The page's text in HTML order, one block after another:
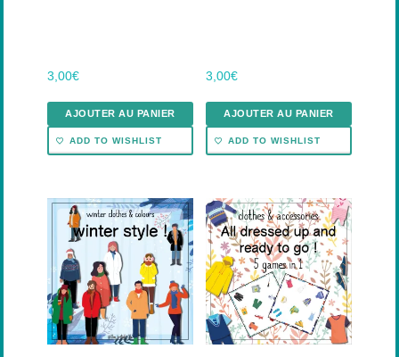
3,00€
AJOUTER AU PANIER
ADD TO WISHLIST
3,00€
AJOUTER AU PANIER
ADD TO WISHLIST